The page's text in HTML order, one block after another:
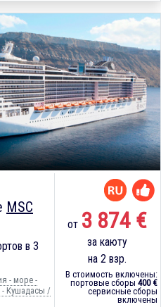
MSC
в 3
- море -
Кушадасы /
от 3 874 €
за каюту
на 2 взр.
В стоимость включены:
портовые сборы 400 €
сервисные сборы
включены